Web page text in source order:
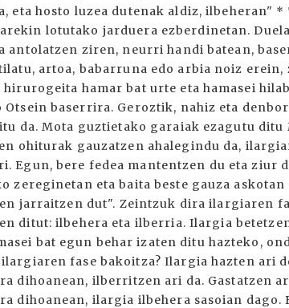
eta hosto luzea dutenak aldiz, ilbeheran"
lotutako jarduera ezberdinetan.
antolatzen ziren, neurri handi batean,
artoa, babarruna edo arbia noiz
hamar bat urte eta hamasei
Otsein baserrira. Geroztik, nahiz eta
da. Mota guztietako garaiak ezagutu
ohiturak gauzatzen ahalegindu da,
Egun, bere fedea mantentzen du eta
zereginetan eta baita beste gauza
jarraitzen dut". Zeintzuk dira ilargiaren
ditut: ilbehera eta ilberria. Ilargia
bat egun behar izaten ditu hazteko,
fase bakoitza? Ilargia hazten ari
dihoanean, ilberritzen ari da. Gastatzen
dihoanean, ilargia ilbehera sasoian